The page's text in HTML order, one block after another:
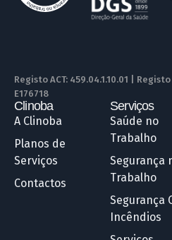
Registo ACT: 459.04.1.10.01 |
E176718
Clinoba
A Clinoba
Planos de
Serviços
Contactos
Serviços
Saúde no
Trabalho
Segurança
Trabalho
Segurança
Incêndios